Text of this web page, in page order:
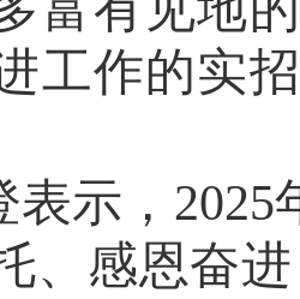
工作的实
表示，
、感恩奋